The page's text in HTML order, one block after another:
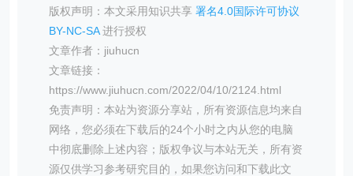
版权声明：本文采用知识共享署名4.0国际许可协议
BY-NC-SA进行授权
文章作者：jiuhucn
文章链接：
https://www.jiuhucn.com/2022/04/10/2124.html
免责声明：本站为资源分享站，所有资源信息均来自
网络，您必须在下载后的24个小时之内从您的电脑
中彻底删除上述内容；版权争议与本站无关，所有资
源仅供学习参考研究目的，如果您访问和下载此文